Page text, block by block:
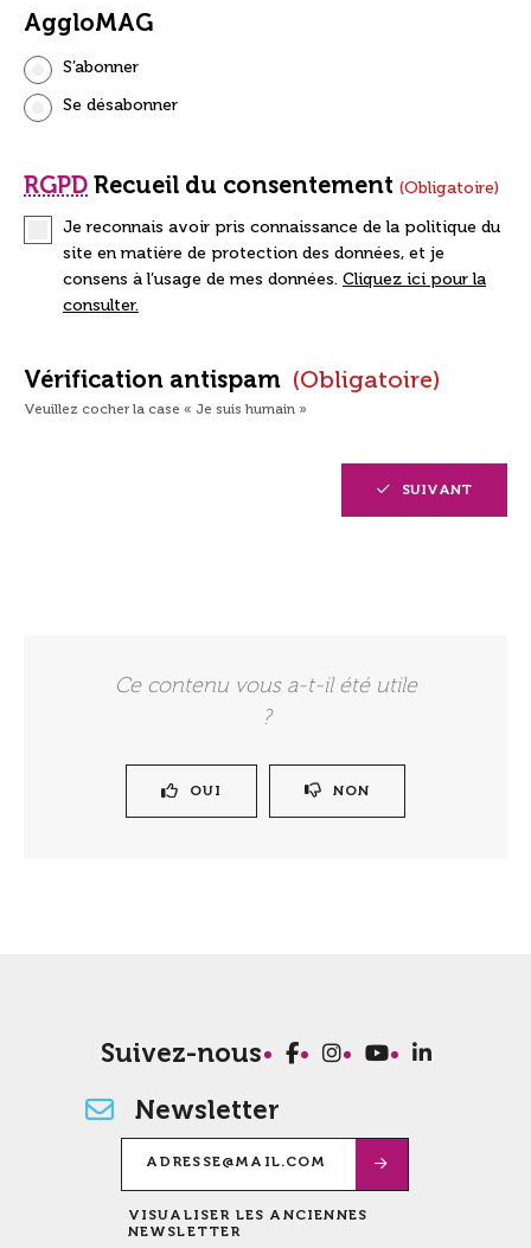
AggloMAG
S’abonner
Se désabonner
RGPD Recueil du consentement (obligatoire)
Je reconnais avoir pris connaissance de la politique du
site en matière de protection des données, et je
consens à l’usage de mes données. Cliquez ici pour la
consulter.
Vérification antispam (obligatoire)
Veuillez cocher la case « Je suis humain »
SUIVANT
Ce contenu vous a-t-il été utile
?
OUI NON
Suivez-nous
Newsletter
VISUALISER LES ANCIENNES
NEWSLETTER